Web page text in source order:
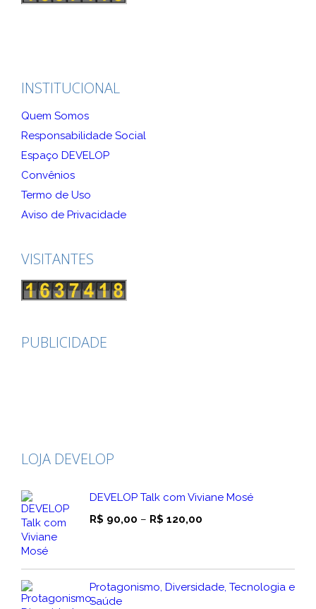
INSTITUCIONAL
Quem Somos
Responsabilidade Social
Espaço DEVELOP
Convênios
Termo de Uso
Aviso de Privacidade
VISITANTES
PUBLICIDADE
LOJA DEVELOP
DEVELOP Talk com Viviane Mosé
R$ 90,00 – R$ 120,00
R$ 120,00
Protagonismo, Diversidade, Tecnologia e
Saúde